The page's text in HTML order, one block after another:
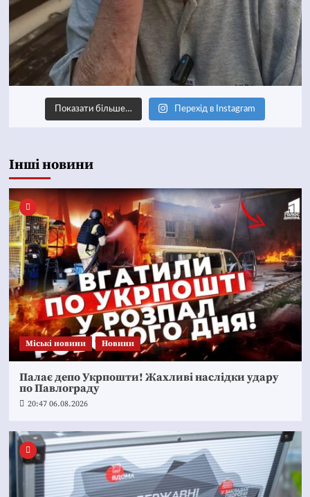
Показати більше… Перехід в Instagram
Інші новини
Mіські новини Новини
Палає депо Укрпошти! Жахливі наслідки удару
по Павлограду
20:47 06.08.2026